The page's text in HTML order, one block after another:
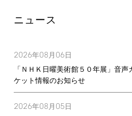
ニュース
2026年08月 06日
「ＮＨＫ日曜美術館５０年展」音
ケット情報のお知らせ
2026年08月 05日